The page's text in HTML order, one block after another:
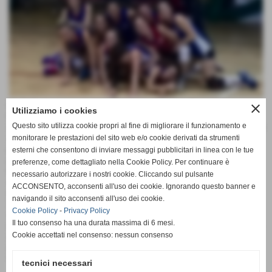
Un bel passo in avanti per la prima divisione femminile verso
la salvezza, decisamente preziosa ed importante la vittoria
casalinga per tre a due contro la Dum volley di Servigliano, che
avvicina le offidane alla salvezza, dato che ora basterà un
piccolo sforzo nel match casalingo con Capodarco per
portare a casa i frutti di una lunga stagione
Bene le offidane nei primi due set, dove si lotta punto a punto
su ogni palla e sono brave le rossoazzurre ad avere la meglio
nei momenti cruciali del match con il punteggio di 26-24 e 25-
23, nel terzo set calo delle offidane con le ospiti che ne
approfittano e vincono agevolmente 25-14, quarto set molto
equilibrato fino al venti pari, ma nel rush finale sono le ospiti a
spuntarla 25-21, ma le offidane sono brave a non mollare e
close
Utilizziamo i cookies
Questo sito utilizza cookie propri al fine di migliorare il funzionamento e
monitorare le prestazioni del sito web e/o cookie derivati da strumenti
esterni che consentono di inviare messaggi pubblicitari in linea con le tue
preferenze, come dettagliato nella Cookie Policy. Per continuare è
necessario autorizzare i nostri cookie. Cliccando sul pulsante
ACCONSENTO, acconsenti all'uso dei cookie. Ignorando questo banner e
navigando il sito acconsenti all'uso dei cookie.
Cookie Policy - Privacy Policy
Il tuo consenso ha una durata massima di 6 mesi.
Cookie accettati nel consenso: nessun consenso
tecnici necessari